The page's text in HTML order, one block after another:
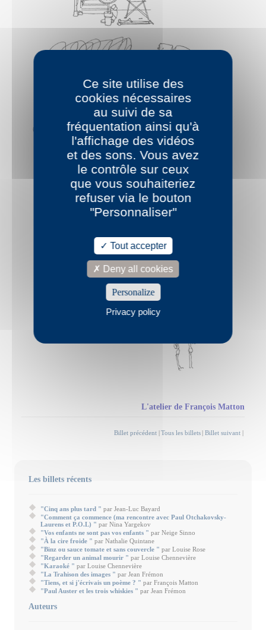
L'atelier de François Matton
Billet précédent |Tous les billets | Billet suivant |
Les billets récents
"Cinq ans plus tard " par Jean-Luc Bayard
"Comment ça commence (ma rencontre avec Paul Otchakovsky-
Laurens et P.O.L) " par Nina Yargekov
"Vos enfants ne sont pas vos enfants " par Neige Sinno
"À la cire froide " par Nathalie Quintane
"Binz ou sauce tomate et sans couvercle " par Louise Rose
"Regarder un animal mourir " par Louise Chennevière
"Karaoké " par Louise Chennevière
"La Trahison des images " par Jean Frémon
"Tiens, et si j'écrivais un poème ? " par François Matton
"Paul Auster et les trois whiskies " par Jean Frémon
Auteurs
Ce site utilise des
cookies nécessaires
au suivi de sa
fréquentation ainsi qu'à
l'affichage des vidéos
et des sons. Vous avez
le contrôle sur ceux
que vous souhaiteriez
refuser via le bouton
"Personnaliser"
Tout accepter
Deny all cookies
Personalize
Privacy policy